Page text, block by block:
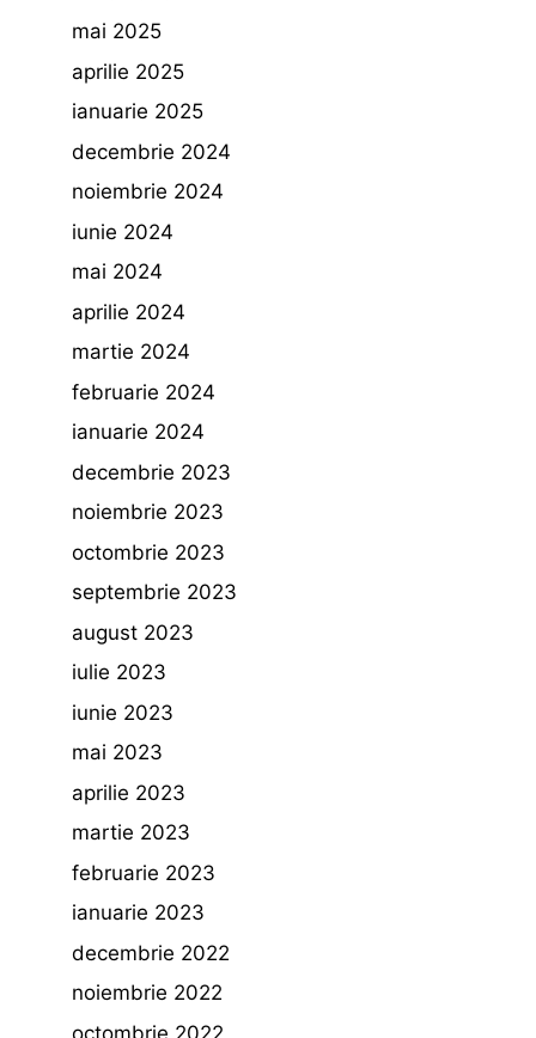
mai 2025
aprilie 2025
ianuarie 2025
decembrie 2024
noiembrie 2024
iunie 2024
mai 2024
aprilie 2024
martie 2024
februarie 2024
ianuarie 2024
decembrie 2023
noiembrie 2023
octombrie 2023
septembrie 2023
august 2023
iulie 2023
iunie 2023
mai 2023
aprilie 2023
martie 2023
februarie 2023
ianuarie 2023
decembrie 2022
noiembrie 2022
octombrie 2022